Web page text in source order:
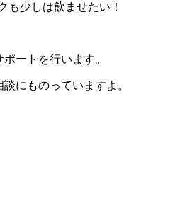
も少しは飲ませたい！
ートを行います。
にものっていますよ。